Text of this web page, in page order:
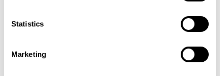
Statistics
Marketing
encadrés par une Maîtresse de Maison in situ,
offrent un suivi qualitatif de l’aide et des soins
Ces appartements accueillent donc des
personnes âgées autonomes dans un cadre